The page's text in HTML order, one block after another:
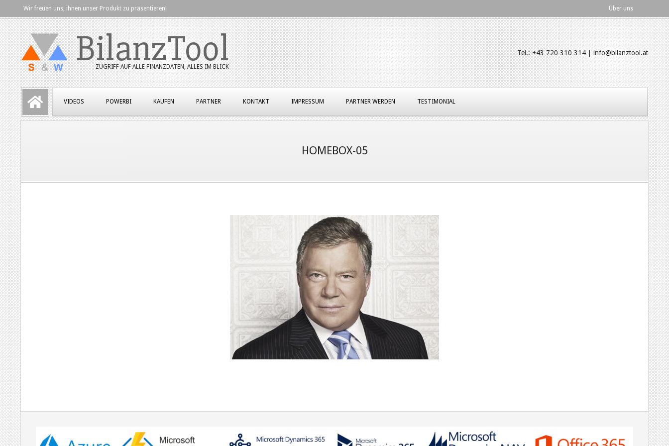
to
content
Wir freuen uns, ihnen unser Produkt zu präsentieren! Über uns
BilanzTool
ZUGRIFF AUF ALLE FINANZDATEN, ALLES IM BLICK
Tel.: +43 720 310 314 | info@bilanztool.at
Primary
Navigation
Menu
VIDEOS POWERBI KAUFEN PARTNER KONTAKT IMPRESSUM PARTNER WERDEN TESTIMONIAL
HOMEBOX-05
02-